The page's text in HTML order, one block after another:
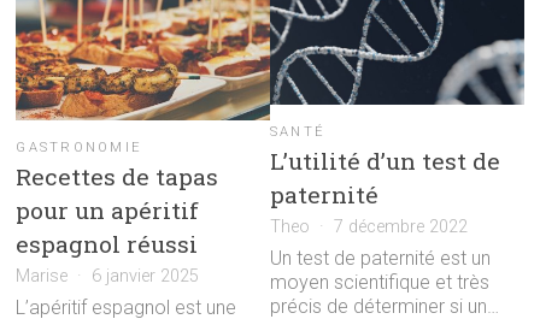
GASTRONOMIE
Recettes de tapas
pour un apéritif
espagnol réussi
Marise 6 janvier 2025
L’apéritif espagnol est une
SANTÉ
L’utilité d’un test de
paternité
Theo 7 décembre 2022
Un test de paternité est un
moyen scientifique et très
précis de déterminer si un…